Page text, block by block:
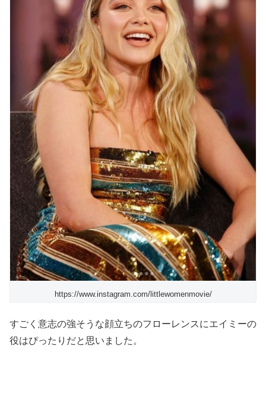
https://www.instagram.com/littlewomenmovie/
すごく意志の強そうな顔立ちのフローレンスにエイミーの
役はぴったりだと思いました。